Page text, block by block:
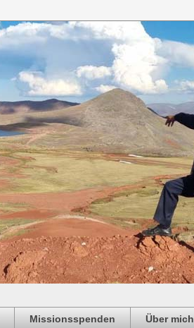
Missionsspenden Über mich